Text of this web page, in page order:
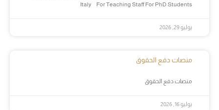
Italy For Teaching Staff For PhD Students
يوليو 29, 2026
منصات دفع الحقوق
منصات دفع الحقوق
يوليو 16, 2026